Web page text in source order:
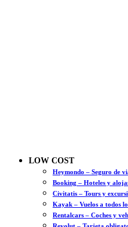
LOW COST
Heymondo – Seguro de
Booking – Hoteles y
Civitatis – Tours y
Kayak – Vuelos a todos
Rentalcars – Coches y